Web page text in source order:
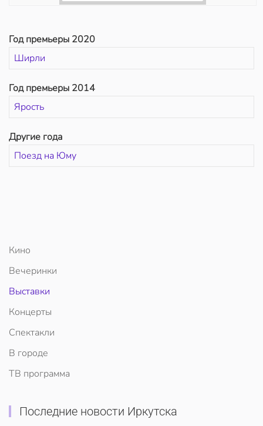
Год премьеры 2020
Ширли
Год премьеры 2014
Ярость
Другие года
Поезд на Юму
Кино
Вечеринки
Выставки
Концерты
Спектакли
В городе
ТВ программа
Последние новости Иркутска